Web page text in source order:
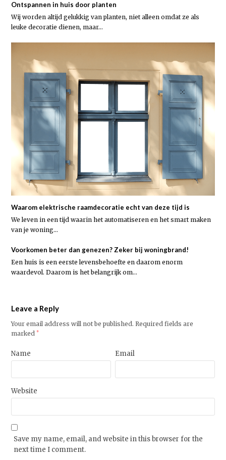
Ontspannen in huis door planten
Wij worden altijd gelukkig van planten, niet alleen omdat ze als
leuke decoratie dienen, maar…
Waarom elektrische raamdecoratie echt van deze tijd is
We leven in een tijd waarin het automatiseren en het smart maken
van je woning…
Voorkomen beter dan genezen? Zeker bij woningbrand!
Een huis is een eerste levensbehoefte en daarom enorm
waardevol. Daarom is het belangrijk om…
Leave a Reply
Your email address will not be published. Required fields are
marked*
Name Email
Website
Save my name, email, and website in this browser for the
next time I comment.